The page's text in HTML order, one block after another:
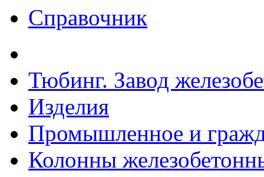
Справочник
Тюбинг. Завод
Изделия
Промышленное и
Колонны